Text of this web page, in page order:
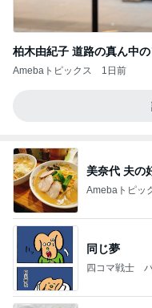
柏木由紀子 道路の真ん中
Amebaトピックス 1日前
美奈代 夫の
Amebaトピッ
同じ夢
四コマ戦士